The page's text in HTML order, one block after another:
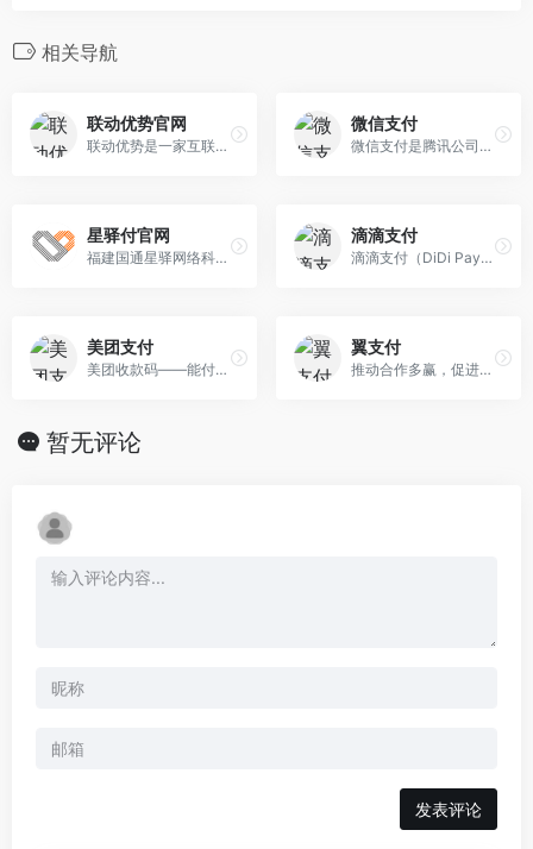
相关导航
联动优势官网
联动优势是一家互联网高新技术企业，成立于2003年，面向金融机构和产业经济提供综合性金融科技服务，助力政府机构推进科技监管与智慧政务建设。2016年通过重 大资产重组上市，成为海联金汇（002537）全资子公司。重点打造第三方支付、数字科技、智慧营销、智能消息、区块链应用和跨境金融服务等业务能力，已与140多家金融机构和3600多家大型企业 建立合作，服务惠及100万家中小企业和5.3亿个人用户。
微信支付
微信支付是腾讯公司的支付业务品牌，微信支付商户平台支持线下场所、公众号、小程序、PC网站、APP、企业微信等经营场景快速接入微信支付。微信支付全面打通O2O生活消费领域，提供专业的互联网+行业解决方案，微信支付支持微信红包和微信理财通，是移动支付的首选。
星驿付官网
福建国通星驿网络科技有限公司成立于2010年6月，是由新大陆数字技术股份有限公司控股的一家专门提供银行卡收单综合支付服务的第三方支付机构。
滴滴支付
滴滴支付（DiDi Pay）：滴滴支付是滴滴出行旗下的支付子公司，主要为用户提供出行支付、物流支付等服务。它与滴滴出行APP集成，支持在线支付和代付功能。
美团支付
美团收款码——能付款能营销的全能二维码.聚合支付全渠道收银/快捷支付省时省力/营销赋能吸引客流.美团收款盒——解放收银员双手,极速收款不漏单
翼支付
推动合作多赢，促进可持续发展，为社会创造全新价值，翼支付打造智慧、安全的数字能力，为消费者和小微企业提供数字生活和数字金融服务，为世界带来勃勃生机 。
暂无评论
发表评论